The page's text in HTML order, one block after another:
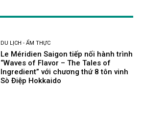
DU LỊCH - ẨM THỰC
Le Méridien Saigon tiếp nối hành trình
“Waves of Flavor – The Tales of
Ingredient” với chương thứ 8 tôn vinh
Sò Điệp Hokkaido